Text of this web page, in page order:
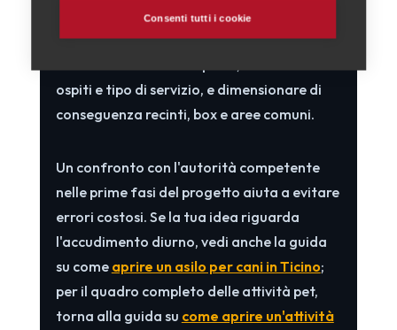
prescrizioni dell'OPAn, anziché adattare gli
spazi all'ultimo momento. Conviene quindi
ospiti e tipo di servizio, e dimensionare di
conseguenza recinti, box e aree comuni.
Un confronto con l'autorità competente
nelle prime fasi del progetto aiuta a evitare
errori costosi. Se la tua idea riguarda
l'accudimento diurno, vedi anche la guida
su come aprire un asilo per cani in Ticino;
per il quadro completo delle attività pet,
torna alla guida su come aprire un'attività
Consenti tutti i cookie